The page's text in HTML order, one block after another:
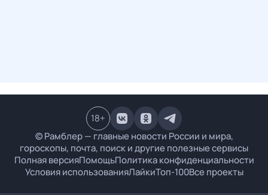
© Рамблер — главные новости России и мира,
гороскопы, почта, поиск и другие полезные сервисы
Полная версияПомощьПолитика конфиденциальности
Условия использованияЛайкиТоп-100Все проекты
18+